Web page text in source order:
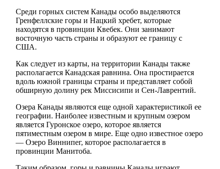
Среди горных систем Канады особо выделяются
Гренфеллские горы и Нацкий хребет, которые
находятся в провинции Квебек. Они занимают
восточную часть страны и образуют ее границу с
США.
Как следует из карты, на территории Канады также
располагается Канадская равнина. Она простирается
вдоль южной границы страны и представляет собой
обширную долину рек Миссисипи и Сен-Лаврентий.
Озера Канады являются еще одной характеристикой ее
географии. Наиболее известным и крупным озером
является Гуронское озеро, которое является
пятиместным озером в мире. Еще одно известное озеро
— Озеро Виннипег, которое располагается в
провинции Манитоба.